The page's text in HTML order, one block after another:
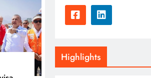
Highlights